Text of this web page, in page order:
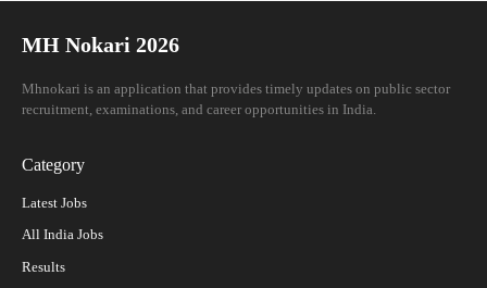
MH Nokari 2026
Mhnokari is an application that provides timely updates on public sector
recruitment, examinations, and career opportunities in India.
Category
Latest Jobs
All India Jobs
Results